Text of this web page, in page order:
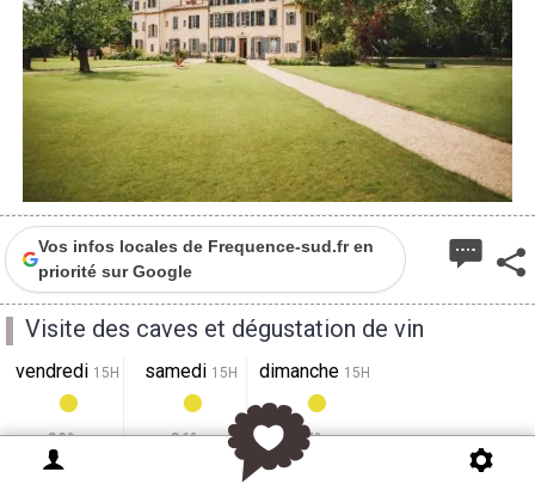
Vos infos locales de Frequence-sud.fr en
priorité sur Google
Visite des caves et dégustation de vin
vendredi 15H
32°
samedi 15H
36°
dimanche 15H
34°